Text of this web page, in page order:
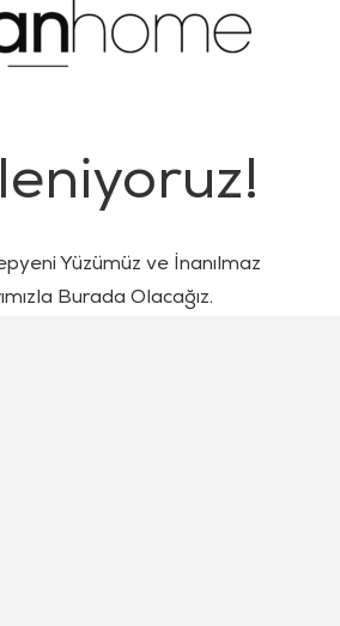
Yüzümüz ve İnanılmaz
Burada Olacağız.